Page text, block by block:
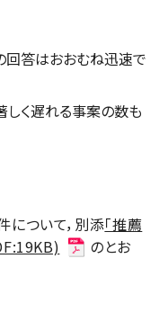
答はおおむね迅速で
く遅れる事案の数も
について，別添「推薦
のとお